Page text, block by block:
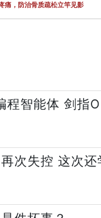
痛，防治骨质疏松立竿见影
程智能体 剑指
次失控 这次还